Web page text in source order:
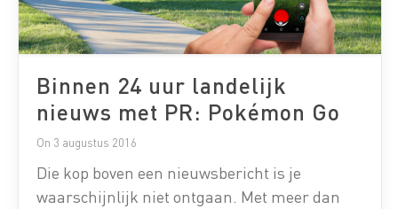
Binnen 24 uur landelijk
nieuws met PR: Pokémon Go
On 3 augustus 2016
Die kop boven een nieuwsbericht is je
waarschijnlijk niet ontgaan. Met meer dan